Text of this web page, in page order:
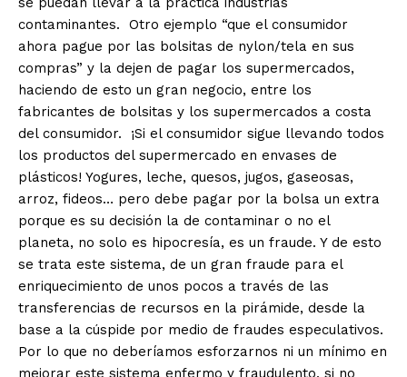
contaminantes. Otro ejemplo “que el consumidor
ahora pague por las bolsitas de nylon/tela en sus
compras” y la dejen de pagar los supermercados,
haciendo de esto un gran negocio, entre los
fabricantes de bolsitas y los supermercados a costa
del consumidor. ¡Si el consumidor sigue llevando todos
los productos del supermercado en envases de
plásticos! Yogures, leche, quesos, jugos, gaseosas,
arroz, fideos… pero debe pagar por la bolsa un extra
porque es su decisión la de contaminar o no el
planeta, no solo es hipocresía, es un fraude. Y de esto
se trata este sistema, de un gran fraude para el
enriquecimiento de unos pocos a través de las
transferencias de recursos en la pirámide, desde la
base a la cúspide por medio de fraudes especulativos.
Por lo que no deberíamos esforzarnos ni un mínimo en
mejorar este sistema enfermo y fraudulento, si no